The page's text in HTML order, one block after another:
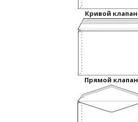
Кривой клапан
Прямой клапан